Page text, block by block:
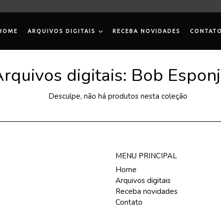
ARQUIVOS DIGITAIS RECEBA NOVIDADES CONTATO
digitais: Bob
Desculpe, não há produtos nesta coleção
MENU PRINCIPAL
Home
Arquivos digitais
Receba novidades
Contato